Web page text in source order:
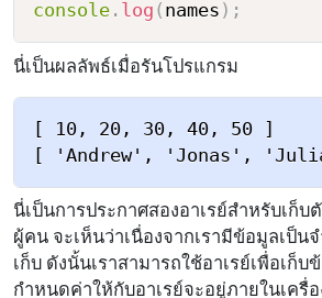
console. log ( names ) ;
นี่เป็นผลลัพธ์เมื่อรันโปรแกรม
[ 10, 20, 30, 40, 50 ]
นี่เป็นการประกาศสองอาเรย์สำหรับเก็บ
ผู้คน จะเห็นว่าเนื่องจากเรามีข้อมูลเป็น
เก็บ ดังนั้นเราสามารถใช้อาเรย์เพื่อเก็
กำหนดค่าให้กับอาเรย์จะอยู่ภายในเครื่